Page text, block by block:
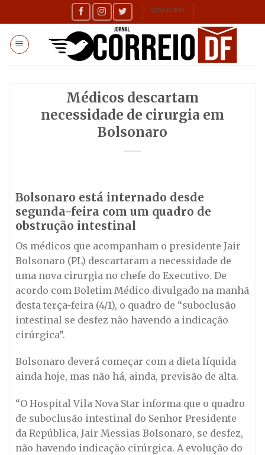
to
content
SEMANÁRIO
Médicos descartam
necessidade de cirurgia em
Bolsonaro
Bolsonaro está internado desde
segunda-feira com um quadro de
obstrução intestinal
Os médicos que acompanham o presidente Jair
Bolsonaro (PL) descartaram a necessidade de
uma nova cirurgia no chefe do Executivo. De
acordo com Boletim Médico divulgado na manhã
desta terça-feira (4/1), o quadro de “suboclusão
intestinal se desfez não havendo a indicação
cirúrgica”.
Bolsonaro deverá começar com a dieta líquida
ainda hoje, mas não há, ainda, previsão de alta.
“O Hospital Vila Nova Star informa que o quadro
de suboclusão intestinal do Senhor Presidente
da República, Jair Messias Bolsonaro, se desfez,
não havendo indicação cirúrgica. A evolução do